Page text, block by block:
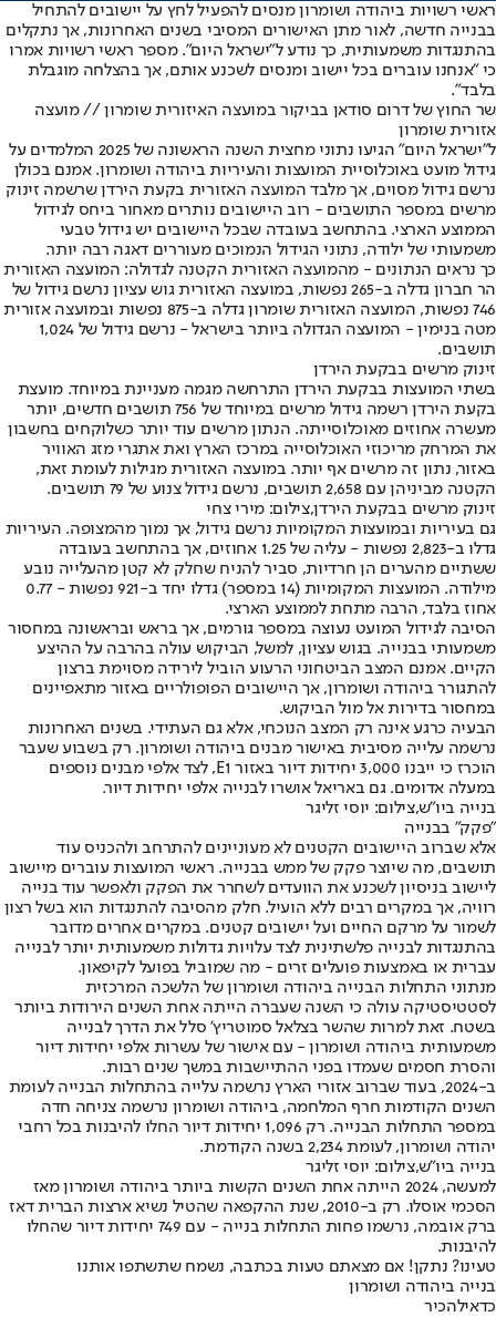
ראשי רשויות ביהודה ושומרון מנסים להפעיל לחץ על יישובים להתחיל
בבנייה חדשה, לאור מתן האישורים המסיבי בשנים האחרונות, אך נתקלים
בהתנגדות משמעותית, כך נודע ל"ישראל היום". מספר ראשי רשויות אמרו
כי "אנחנו עוברים בכל יישוב ומנסים לשכנע אותם, אך בהצלחה מוגבלת
בלבד".
שר החוץ של דרום סודאן בביקור במועצה האיזורית שומרון // מועצה
אזורית שומרון
ל"ישראל היום" הגיעו נתוני מחצית השנה הראשונה של 2025 המלמדים על
גידול מועט באוכלוסיית המועצות והעיריות ביהודה ושומרון. אמנם בכולן
נרשם גידול מסוים, אך מלבד המועצה האזורית בקעת הירדן שרשמה זינוק
מרשים במספר התושבים - רוב היישובים נותרים מאחור ביחס לגידול
הממוצע הארצי. בהתחשב בעובדה שבכל היישובים יש גידול טבעי
משמעותי של ילודה, נתוני הגידול הנמוכים מעוררים דאגה רבה יותר.
כך נראים הנתונים - מהמועצה האזורית הקטנה לגדולה: המועצה האזורית
הר חברון גדלה ב-265 נפשות, במועצה האזורית גוש עציון נרשם גידול של
746 נפשות, המועצה האזורית שומרון גדלה ב-875 נפשות ובמועצה אזורית
מטה בנימין - המועצה הגדולה ביותר בישראל - נרשם גידול של 1,024
תושבים.
זינוק מרשים בבקעת הירדן
בשתי המועצות בבקעת הירדן התרחשה מגמה מעניינת במיוחד. מועצת
בקעת הירדן רשמה גידול מרשים במיוחד של 756 תושבים חדשים, יותר
מעשרה אחוזים מאוכלוסייתה. הנתון מרשים עוד יותר כשלוקחים בחשבון
את המרחק מריכוזי האוכלוסייה במרכז הארץ ואת אתגרי מזג האוויר
באזור, נתון זה מרשים אף יותר. במועצה האזורית מגילות לעומת זאת,
הקטנה מביניהן עם 2,658 תושבים, נרשם גידול צנוע של 79 תושבים.
זינוק מרשים בבקעת הירדן,צילום: מירי צחי
גם בעיריות ובמועצות המקומיות נרשם גידול, אך נמוך מהמצופה. העיריות
גדלו ב-2,823 נפשות - עליה של 1.25 אחוזים, אך בהתחשב בעובדה
ששתיים מהערים הן חרדיות, סביר להניח שחלק לא קטן מהעלייה נובע
מילודה. המועצות המקומיות (14 במספר) גדלו יחד ב-921 נפשות - 0.77
אחוז בלבד, הרבה מתחת לממוצע הארצי.
הסיבה לגידול המועט נעוצה במספר גורמים, אך בראש ובראשונה במחסור
משמעותי בבנייה. בגוש עציון, למשל, הביקוש עולה בהרבה על ההיצע
הקיים. אמנם המצב הביטחוני הרעוע הוביל לירידה מסוימת ברצון
להתגורר ביהודה ושומרון, אך היישובים הפופולריים באזור מתאפיינים
במחסור בדירות אל מול הביקוש.
הבעיה כרגע אינה רק המצב הנוכחי, אלא גם העתידי. בשנים האחרונות
נרשמה עלייה מסיבית באישור מבנים ביהודה ושומרון. רק בשבוע שעבר
הוכרז כי ייבנו 3,000 יחידות דיור באזור E1, לצד אלפי מבנים נוספים
במעלה אדומים. גם באריאל אושרו לבנייה אלפי יחידות דיור.
בנייה ביו"ש,צילום: יוסי זליגר
"פקק" בבנייה
אלא שברוב היישובים הקטנים לא מעוניינים להתרחב ולהכניס עוד
תושבים, מה שיוצר פקק של ממש בבנייה. ראשי המועצות עוברים מיישוב
ליישוב בניסיון לשכנע את הוועדים לשחרר את הפקק ולאפשר עוד בנייה
רוויה, אך במקרים רבים ללא הועיל. חלק מהסיבה להתנגדות הוא בשל רצון
לשמור על מרקם החיים ועל יישובים קטנים. במקרים אחרים מדובר
בהתנגדות לבנייה פלשתינית לצד עלויות גדולות משמעותית יותר לבנייה
עברית או באמצעות פועלים זרים - מה שמוביל בפועל לקיפאון.
מנתוני התחלות הבנייה ביהודה ושומרון של הלשכה המרכזית
לסטטיסטיקה עולה כי השנה שעברה הייתה אחת השנים הירודות ביותר
בשטח. זאת למרות שהשר בצלאל סמוטריץ' סלל את הדרך לבנייה
משמעותית ביהודה ושומרון - עם אישור של עשרות אלפי יחידות דיור
והסרת חסמים שעמדו בפני ההתיישבות במשך שנים רבות.
ב-2024, בעוד שברוב אזורי הארץ נרשמה עלייה בהתחלות הבנייה לעומת
השנים הקודמות חרף המלחמה, ביהודה ושומרון נרשמה צניחה חדה
במספר התחלות הבנייה. רק 1,096 יחידות דיור החלו להיבנות בכל רחבי
יהודה ושומרון, לעומת 2,234 בשנה הקודמת.
בנייה ביו"ש,צילום: יוסי זליגר
למעשה, 2024 הייתה אחת השנים הקשות ביותר ביהודה ושומרון מאז
הסכמי אוסלו. רק ב-2010, שנת ההקפאה שהטיל נשיא ארצות הברית דאז
ברק אובמה, נרשמו פחות התחלות בנייה - עם 749 יחידות דיור שהחלו
להיבנות.
טעינו? נתקן! אם מצאתם טעות בכתבה, נשמח שתשתפו אותנו
בנייה ביהודה ושומרון
כדאילהכיר